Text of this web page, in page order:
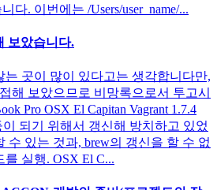
다. 이번에는 /Users/user_name/...
보았습니다.
는 곳이 많이 있다고는 생각합니다만,
해 보았으므로 비망록으로서 투고시
Pro OSX El Capitan Vagrant 1.7.4
되기 위해서 갱신해 방치하고 있었
수 있는 것과, brew의 갱신을 할 수 없
실행. OSX El C...